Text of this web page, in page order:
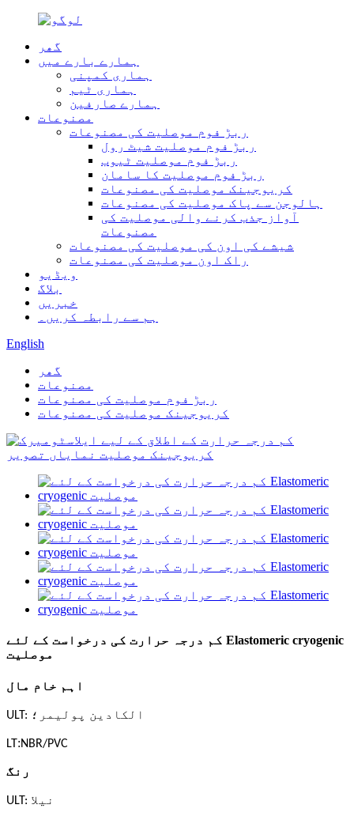
گھر
ہمارے بارے میں
ہماری کمپنی
ہماری ٹیم
ہمارے صارفین
مصنوعات
ربڑ فوم موصلیت کی مصنوعات
ربڑ فوم موصلیت شیٹ رول
ربڑ فوم موصلیت ٹیوب
ربڑ فوم موصلیت کا سامان
کریوجینک موصلیت کی مصنوعات
ہالوجن سے پاک موصلیت کی مصنوعات
آواز جذب کرنے والی موصلیت کی
مصنوعات
شیشے کی اون کی موصلیت کی مصنوعات
راک اون موصلیت کی مصنوعات
ویڈیو
بلاگ
خبریں
ہم سے رابطہ کریں۔
English
گھر
مصنوعات
ربڑ فوم موصلیت کی مصنوعات
کریوجینک موصلیت کی مصنوعات
کم درجہ حرارت کی درخواست کے لئے Elastomeric cryogenic
موصلیت
اہم خام مال
ULT: الکادین پولیمر؛
LT:NBR/PVC
رنگ
ULT: نیلا